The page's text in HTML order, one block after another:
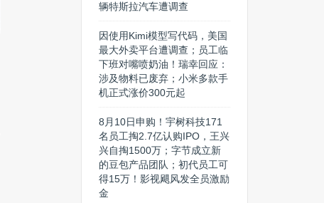
辆特斯拉汽车遭调查
因使用Kimi模型写代码，美国
最大外卖平台遭调查；员工临
下班对嘴喷奶油！瑞幸回应：
涉及物料已废弃；小米多款手
机正式涨价300元起
8月10日申购！宇树科技171
名员工掏2.7亿认购IPO，王兴
兴自掏1500万；字节成立新
的豆包产品团队；初代员工可
得15万！影视飓风发全员激励
金